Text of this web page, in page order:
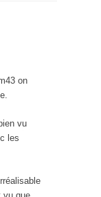
on
vu
les